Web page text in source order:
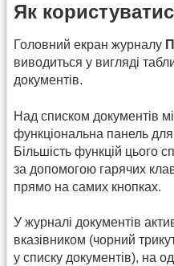
Як
Головний екран журналу
виводиться у вигляді
документів.
Над списком документів
функціональна панель
Більшість функцій цього
за допомогою гарячих
прямо на самих кнопках.
У журналі документів
вказівником (чорний
у списку документів), на